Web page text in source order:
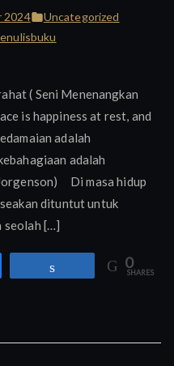
2024
Uncategorized
Sebuah
( Seni Menenangkan
is happiness at rest, and
adalah
adalah
Di masa hidup
dituntut untuk
seolah […]
0
SHARES